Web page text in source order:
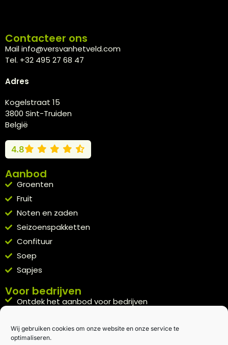
Wij gebruiken cookies om onze website en onze service te
optimaliseren.
Contacteer ons
Mail info@versvanhetveld.com
Tel. +32 495 27 68 47
Adres
Kogelstraat 15
3800 Sint-Truiden
België
4.8
Aanbod
Groenten
Fruit
Noten en zaden
Seizoenspakketten
Confituur
Soep
Sapjes
Voor bedrijven
Ontdek het aanbod voor bedrijven
Kennismakingspakket aanvragen